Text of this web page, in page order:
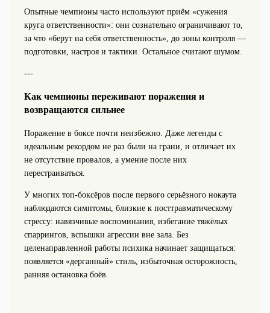
Опытные чемпионы часто используют приём «сужения
круга ответственности»: они сознательно ограничивают то,
за что «берут на себя ответственность», до зоны контроля —
подготовки, настроя и тактики. Остальное считают шумом.
---
Как чемпионы переживают поражения и
возвращаются сильнее
Поражение в боксе почти неизбежно. Даже легенды с
идеальным рекордом не раз были на грани, и отличает их
не отсутствие провалов, а умение после них
перестраиваться.
У многих топ‑боксёров после первого серьёзного нокаута
наблюдаются симптомы, близкие к посттравматическому
стрессу: навязчивые воспоминания, избегание тяжёлых
спаррингов, вспышки агрессии вне зала. Без
целенаправленной работы психика начинает защищаться:
появляется «дерганный» стиль, избыточная осторожность,
ранняя остановка боёв.